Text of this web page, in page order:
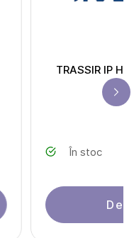
TRASSIR IP
În stoc